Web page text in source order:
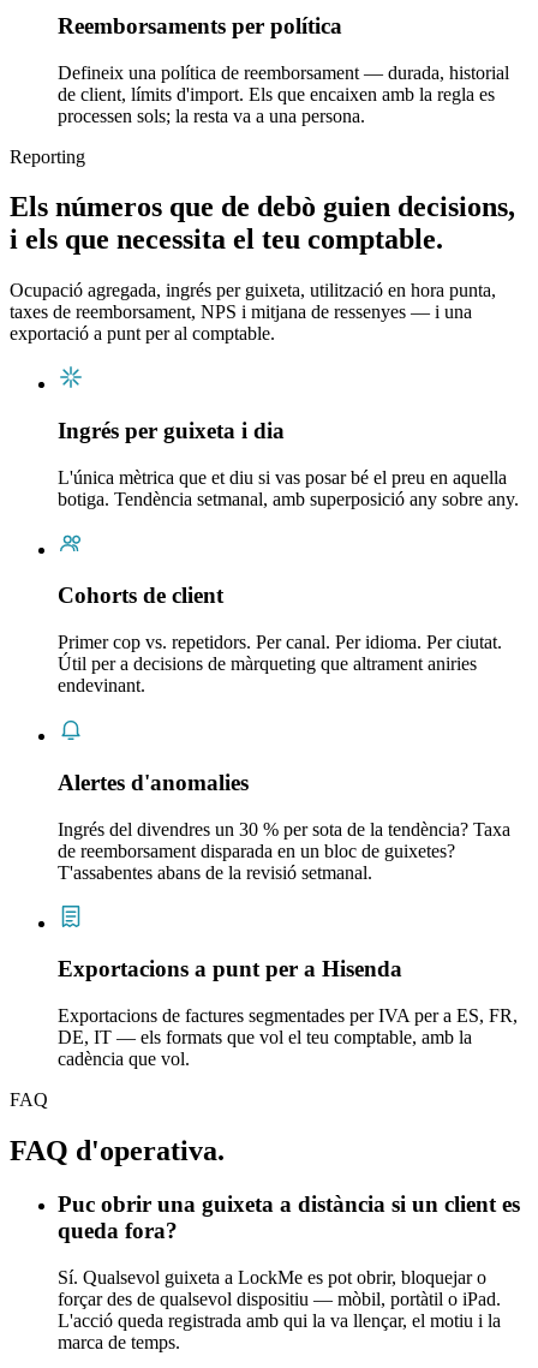
Reemborsaments per política
Defineix una política de reemborsament — durada, historial
de client, límits d'import. Els que encaixen amb la regla es
processen sols; la resta va a una persona.
Reporting
Els números que de debò guien decisions,
i els que necessita el teu comptable.
Ocupació agregada, ingrés per guixeta, utilització en hora punta,
taxes de reemborsament, NPS i mitjana de ressenyes — i una
exportació a punt per al comptable.
Ingrés per guixeta i dia
L'única mètrica que et diu si vas posar bé el preu en aquella
botiga. Tendència setmanal, amb superposició any sobre any.
Cohorts de client
Primer cop vs. repetidors. Per canal. Per idioma. Per ciutat.
Útil per a decisions de màrqueting que altrament aniries
endevinant.
Alertes d'anomalies
Ingrés del divendres un 30 % per sota de la tendència? Taxa
de reemborsament disparada en un bloc de guixetes?
T'assabentes abans de la revisió setmanal.
Exportacions a punt per a Hisenda
Exportacions de factures segmentades per IVA per a ES, FR,
DE, IT — els formats que vol el teu comptable, amb la
cadència que vol.
FAQ
FAQ d'operativa.
Puc obrir una guixeta a distància si un client es
queda fora?
Sí. Qualsevol guixeta a LockMe es pot obrir, bloquejar o
forçar des de qualsevol dispositiu — mòbil, portàtil o iPad.
L'acció queda registrada amb qui la va llençar, el motiu i la
marca de temps.